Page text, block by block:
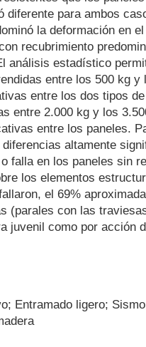
diferente para ambos
la deformación en
recubrimiento
análisis estadístico
entre los 500 kg
entre los dos tipos
entre 2.000 kg y los
entre los paneles.
altamente
falla en los paneles sin
los elementos
el 69%
(parales con las
juvenil como por acción
Entramado ligero;